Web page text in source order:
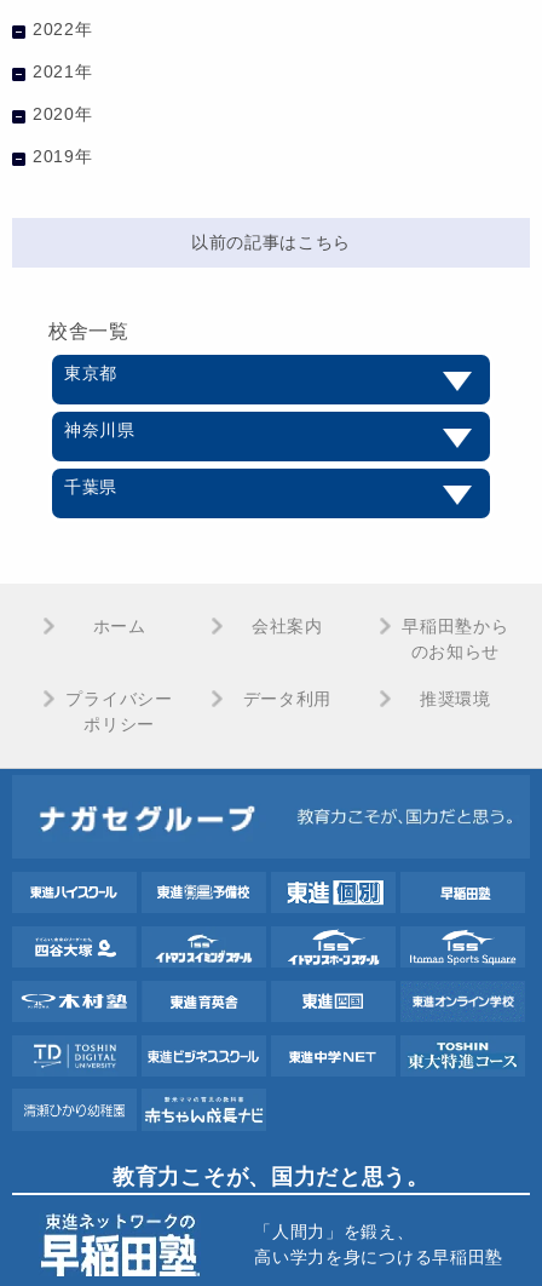
2022年
2021年
2020年
2019年
以前の記事はこちら
校舎一覧
東京都
神奈川県
千葉県
ホーム 会社案内
早稲田塾から
のお知らせ
プライバシー
ポリシー
データ利用 推奨環境
教育力こそが、国力だと思う。
「人間力」を鍛え、
高い学力を身につける早稲田塾